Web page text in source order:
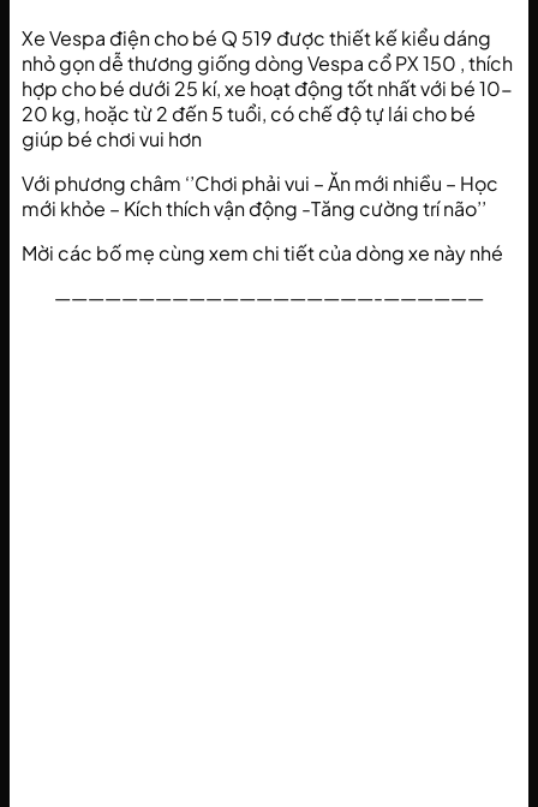
Xe Vespa điện cho bé Q 519 được thiết kế kiểu dáng
nhỏ gọn dễ thương giống dòng Vespa cổ PX 150 , thích
hợp cho bé dưới 25 kí, xe hoạt động tốt nhất với bé 10-
20 kg, hoặc từ 2 đến 5 tuổi, có chế độ tự lái cho bé
giúp bé chơi vui hơn
Với phương châm ‘’Chơi phải vui – Ăn mới nhiều – Học
mới khỏe – Kích thích vận động -Tăng cường trí não’’
Mời các bố mẹ cùng xem chi tiết của dòng xe này nhé
———————————————————-——————